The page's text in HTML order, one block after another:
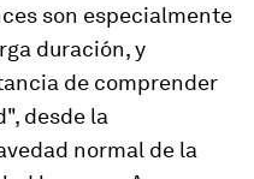
son especialmente
duración, y
de comprender
desde la
normal de la